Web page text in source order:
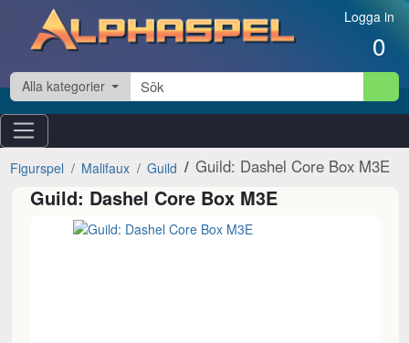
Hoppa till innehåll Logga in
0
Alla kategorier
Figurspel Malifaux Guild Guild: Dashel Core Box M3E
Guild: Dashel Core Box M3E